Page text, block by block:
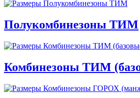
Полукомбинезоны ТИМ
Комбинезоны ТИМ